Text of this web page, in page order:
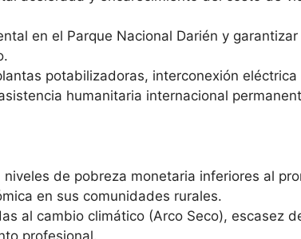
en el Parque Nacional Darién y
potabilizadoras, interconexión
humanitaria internacional
niveles de pobreza monetaria inferiores al
en sus comunidades rurales.
al cambio climático (Arco Seco), escasez
profesional.